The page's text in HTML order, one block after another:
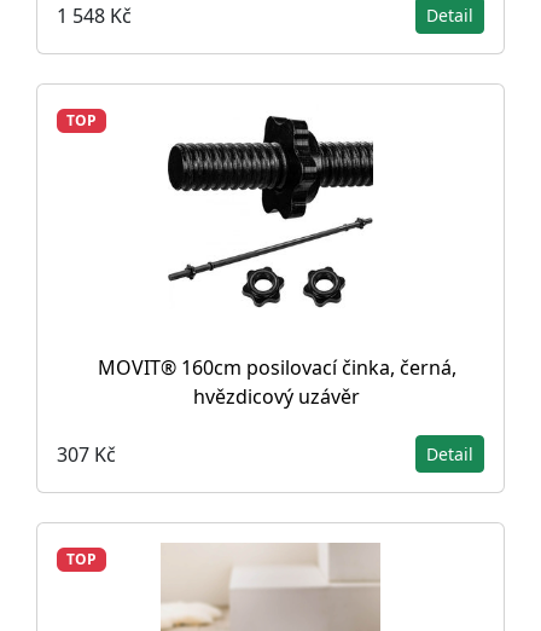
1 548 Kč Detail
TOP
MOVIT® 160cm posilovací činka, černá,
hvězdicový uzávěr
307 Kč Detail
TOP